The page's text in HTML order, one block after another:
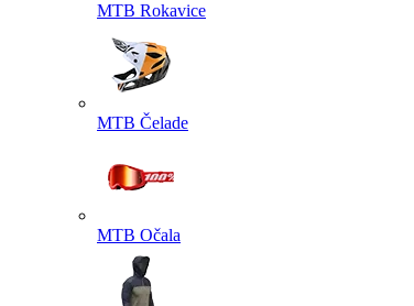
MTB Rokavice
MTB Čelade
MTB Očala